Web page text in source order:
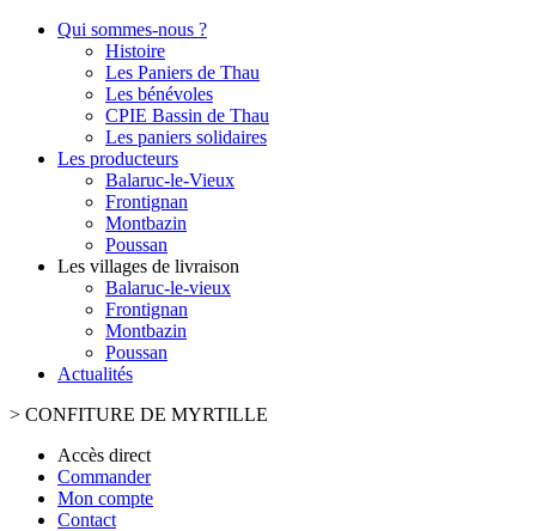
Qui sommes-nous ?
Histoire
Les Paniers de Thau
Les bénévoles
CPIE Bassin de Thau
Les paniers solidaires
Les producteurs
Balaruc-le-Vieux
Frontignan
Montbazin
Poussan
Les villages de livraison
Balaruc-le-vieux
Frontignan
Montbazin
Poussan
Actualités
> CONFITURE DE MYRTILLE
Accès direct
Commander
Mon compte
Contact